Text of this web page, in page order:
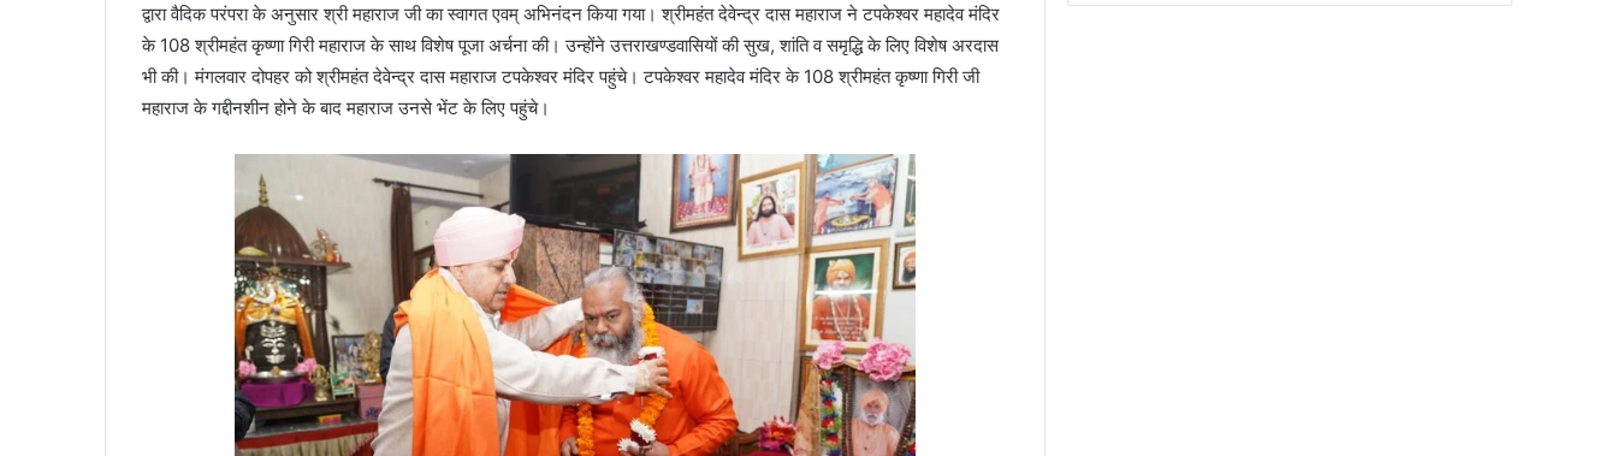
द्वारा वैदिक परंपरा के अनुसार श्री महाराज जी का स्वागत एवम् अभिनंदन किया गया। श्रीमहंत देवेन्द्र दास महाराज ने टपकेश्वर महादेव मंदिर
के 108 श्रीमहंत कृष्णा गिरी महाराज के साथ विशेष पूजा अर्चना की। उन्होंने उत्तराखण्डवासियों की सुख, शांति व समृद्धि के लिए विशेष अरदास
भी की। मंगलवार दोपहर को श्रीमहंत देवेन्द्र दास महाराज टपकेश्वर मंदिर पहुंचे। टपकेश्वर महादेव मंदिर के 108 श्रीमहंत कृष्णा गिरी जी
महाराज के गद्दीनशीन होने के बाद महाराज उनसे भेंट के लिए पहुंचे।